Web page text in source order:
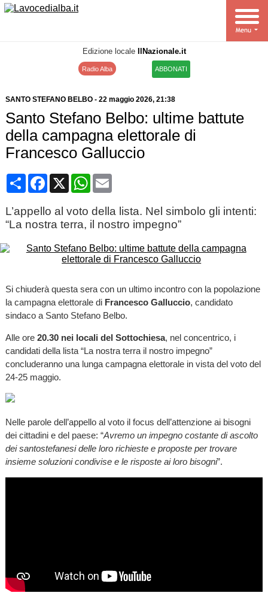
Edizione locale IlNazionale.it
Radio Alba ABBONATI
SANTO STEFANO BELBO- 22 maggio 2026, 21:38
Santo Stefano Belbo: ultime battute
della campagna elettorale di
Francesco Galluccio
CondividiFacebook
X WhatsApp
Email
L’appello al voto della lista. Nel simbolo gli intenti:
“La nostra terra, il nostro impegno”
Si chiuderà questa sera con un ultimo incontro con la popolazione
la campagna elettorale di Francesco Galluccio, candidato
sindaco a Santo Stefano Belbo.
Alle ore20.30 nei locali del Sottochiesa, nel concentrico, i
candidati della lista “La nostra terra il nostro impegno”
concluderanno una lunga campagna elettorale in vista del voto del
24-25 maggio.
Nelle parole dell’appello al voto il focus dell’attenzione ai bisogni
dei cittadini e del paese: “Avremo un impegno costante di ascolto
dei santostefanesi delle loro richieste e proposte per trovare
insieme soluzioni condivise e le risposte ai loro bisogni”.